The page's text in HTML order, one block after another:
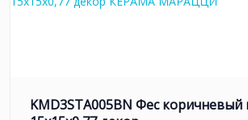
KMD3STA005BN Фес коричневый